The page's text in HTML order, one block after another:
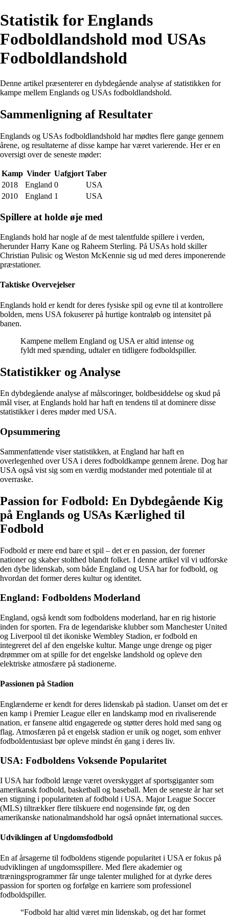
Statistik for Englands
Fodboldlandshold mod USAs
Fodboldlandshold
Denne artikel præsenterer en dybdegående analyse af statistikken for
kampe mellem Englands og USAs fodboldlandshold.
Sammenligning af Resultater
Englands og USAs fodboldlandshold har mødtes flere gange gennem
årene, og resultaterne af disse kampe har været varierende. Her er en
oversigt over de seneste møder:
Kamp Vinder Uafgjort Taber
2018
England 0
USA
2010
England 1 USA
Spillere at holde øje med
Englands hold har nogle af de mest talentfulde spillere i verden,
herunder Harry Kane og Raheem Sterling. På USAs hold skiller
Christian Pulisic og Weston McKennie sig ud med deres imponerende
præstationer.
Taktiske Overvejelser
Englands hold er kendt for deres fysiske spil og evne til at kontrollere
bolden, mens USA fokuserer på hurtige kontraløb og intensitet på
banen.
Kampene mellem England og USA er altid intense og
fyldt med spænding, udtaler en tidligere fodboldspiller.
Statistikker og Analyse
En dybdegående analyse af målscoringer, boldbesiddelse og skud på
mål viser, at Englands hold har haft en tendens til at dominere disse
statistikker i deres møder med USA.
Opsummering
Sammenfattende viser statistikken, at England har haft en
overlegenhed over USA i deres fodboldkampe gennem årene. Dog har
USA også vist sig som en værdig modstander med potentiale til at
overraske.
Passion for Fodbold: En Dybdegående Kig
på Englands og USAs Kærlighed til
Fodbold
Fodbold er mere end bare et spil – det er en passion, der forener
nationer og skaber stolthed blandt folket. I denne artikel vil vi udforske
den dybe lidenskab, som både England og USA har for fodbold, og
hvordan det former deres kultur og identitet.
England: Fodboldens Moderland
England, også kendt som fodboldens moderland, har en rig historie
inden for sporten. Fra de legendariske klubber som Manchester United
og Liverpool til det ikoniske Wembley Stadion, er fodbold en
integreret del af den engelske kultur. Mange unge drenge og piger
drømmer om at spille for det engelske landshold og opleve den
elektriske atmosfære på stadionerne.
Passionen på Stadion
Englænderne er kendt for deres lidenskab på stadion. Uanset om det er
en kamp i Premier League eller en landskamp mod en rivaliserende
nation, er fansene altid engagerede og støtter deres hold med sang og
flag. Atmosfæren på et engelsk stadion er unik og noget, som enhver
fodboldentusiast bør opleve mindst én gang i deres liv.
USA: Fodboldens Voksende Popularitet
I USA har fodbold længe været overskygget af sportsgiganter som
amerikansk fodbold, basketball og baseball. Men de seneste år har set
en stigning i populariteten af fodbold i USA. Major League Soccer
(MLS) tiltrækker flere tilskuere end nogensinde før, og den
amerikanske nationalmandshold har også opnået international succes.
Udviklingen af Ungdomsfodbold
En af årsagerne til fodboldens stigende popularitet i USA er fokus på
udviklingen af ungdomsspillere. Med flere akademier og
træningsprogrammer får unge talenter mulighed for at dyrke deres
passion for sporten og forfølge en karriere som professionel
fodboldspiller.
“Fodbold har altid været min lidenskab, og det har formet